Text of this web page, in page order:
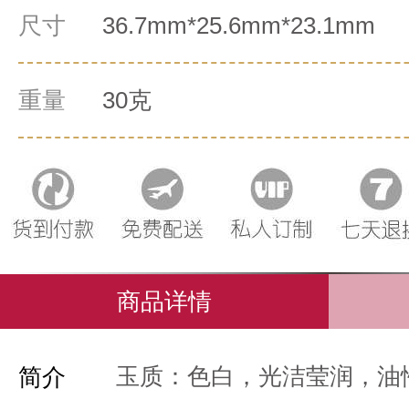
尺寸 36.7mm*25.6mm*23.1mm
重量 30克
商品详情
简介 玉质：色白，光洁莹润，